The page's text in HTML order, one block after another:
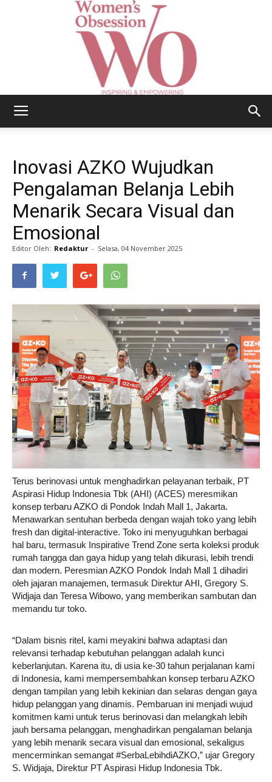
Obsession
Career
Style
Inovasi AZKO Wujudkan
Pengalaman Belanja Lebih
Menarik Secara Visual dan
Emosional
Editor Oleh: Redaktur - Selasa, 04 November 2025
Terus berinovasi untuk menghadirkan pelayanan terbaik, PT
Aspirasi Hidup Indonesia Tbk (AHI) (ACES) meresmikan
konsep terbaru AZKO di Pondok Indah Mall 1, Jakarta.
Menawarkan sentuhan berbeda dengan wajah toko yang lebih
fresh dan digital-interactive. Toko ini menyuguhkan berbagai
hal baru, termasuk Inspirative Trend Zone serta koleksi produk
rumah tangga dan gaya hidup yang telah dikurasi, lebih trendi
dan modern. Peresmian AZKO Pondok Indah Mall 1 dihadiri
oleh jajaran manajemen, termasuk Direktur AHI, Gregory S.
Widjaja dan Teresa Wibowo, yang memberikan sambutan dan
memandu tur toko.
“Dalam bisnis ritel, kami meyakini bahwa adaptasi dan
relevansi terhadap kebutuhan pelanggan adalah kunci
keberlanjutan. Karena itu, di usia ke-30 tahun perjalanan kami
di Indonesia, kami mempersembahkan konsep terbaru AZKO
dengan tampilan yang lebih kekinian dan selaras dengan gaya
hidup pelanggan yang dinamis. Pembaruan ini menjadi wujud
komitmen kami untuk terus berinovasi dan melangkah lebih
jauh bersama pelanggan, menghadirkan pengalaman belanja
yang lebih menarik secara visual dan emosional, sekaligus
mencerminkan semangat #SerbaLebihdiAZKO,” ujar Gregory
S. Widjaja, Direktur PT Aspirasi Hidup Indonesia Tbk.